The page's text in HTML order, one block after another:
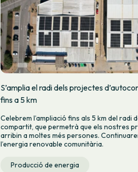
S’amplia el radi dels projectes
fins a 5 km
Celebrem l’ampliació fins als 5 km del radi
compartit, que permetrà que els nostres
arribin a moltes més persones.
l’energia renovable comunitària.
Producció de energia